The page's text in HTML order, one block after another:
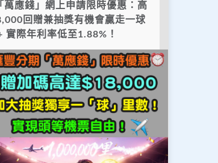
萬應錢」網上申請限時優惠：高
回贈兼抽獎有機會贏走一球
實際年利率低至1.88%！